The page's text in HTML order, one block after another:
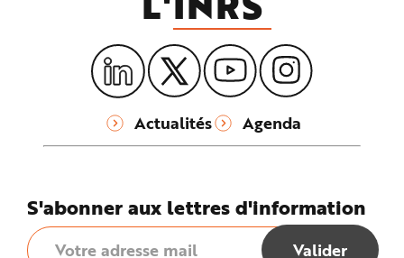
Actualités Agenda
S'abonner aux lettres d'information